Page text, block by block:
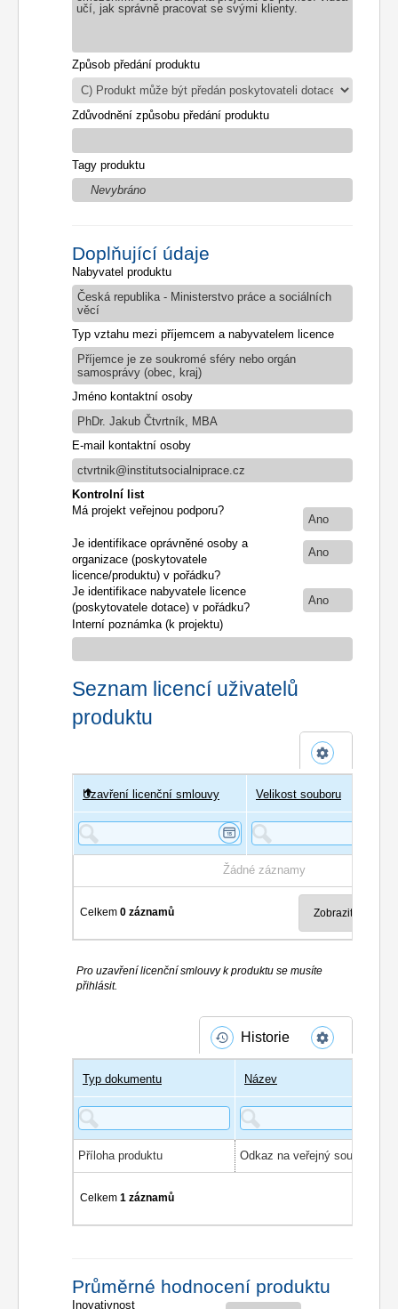
učí, jak správně pracovat se svými klienty.
Způsob předání produktu
Zdůvodnění způsobu předání produktu
Tagy produktu
Nevybráno
Doplňující údaje
Nabyvatel produktu
Česká republika - Ministerstvo práce a sociálních
věcí
Typ vztahu mezi příjemcem a nabyvatelem licence
Příjemce je ze soukromé sféry nebo orgán
samosprávy (obec, kraj)
Jméno kontaktní osoby
PhDr. Jakub Čtvrtník, MBA
E-mail kontaktní osoby
ctvrtnik@institutsocialniprace.cz
Kontrolní list
Má projekt veřejnou podporu?
Ano
Je identifikace oprávněné osoby a
organizace (poskytovatele
licence/produktu) v pořádku?
Ano
Je identifikace nabyvatele licence
(poskytovatele dotace) v pořádku?
Ano
Interní poznámka (k projektu)
Seznam licencí uživatelů
produktu
Uživatel
Uzavření licenční smlouvy Velikost souboru
Žádné záznamy
Celkem0 záznamů
Pro uzavření licenční smlouvy k produktu se musíte
přihlásit.
Historie
Typ dokumentu Název
Příloha produktu Odkaz na veřejný soubor
Celkem1 záznamů
Průměrné hodnocení produktu
Inovativnost